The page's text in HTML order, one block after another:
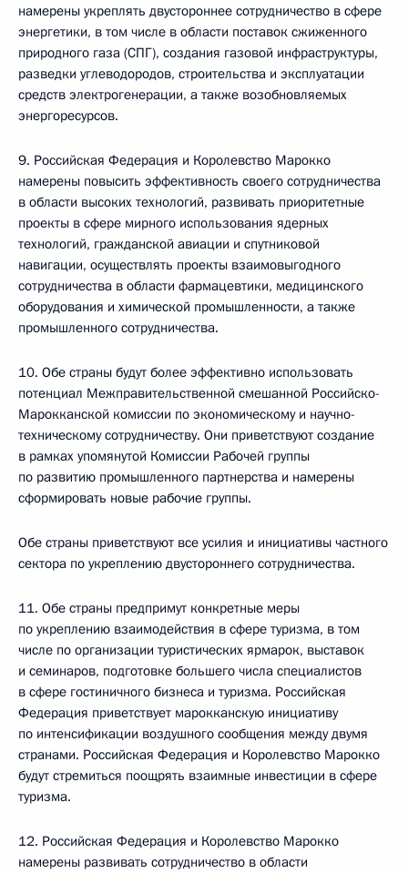
намерены укреплять двустороннее сотрудничество в сфере
энергетики, в том числе в области поставок сжиженного
природного газа (СПГ), создания газовой инфраструктуры,
разведки углеводородов, строительства и эксплуатации
средств электрогенерации, а также возобновляемых
энергоресурсов.
9. Российская Федерация и Королевство Марокко
намерены повысить эффективность своего сотрудничества
в области высоких технологий, развивать приоритетные
проекты в сфере мирного использования ядерных
технологий, гражданской авиации и спутниковой
навигации, осуществлять проекты взаимовыгодного
сотрудничества в области фармацевтики, медицинского
оборудования и химической промышленности, а также
промышленного сотрудничества.
10. Обе страны будут более эффективно использовать
потенциал Межправительственной смешанной Российско-
Марокканской комиссии по экономическому и научно-
техническому сотрудничеству. Они приветствуют создание
в рамках упомянутой Комиссии Рабочей группы
по развитию промышленного партнерства и намерены
сформировать новые рабочие группы.
Обе страны приветствуют все усилия и инициативы частного
сектора по укреплению двустороннего сотрудничества.
11. Обе страны предпримут конкретные меры
по укреплению взаимодействия в сфере туризма, в том
числе по организации туристических ярмарок, выставок
и семинаров, подготовке большего числа специалистов
в сфере гостиничного бизнеса и туризма. Российская
Федерация приветствует марокканскую инициативу
по интенсификации воздушного сообщения между двумя
странами. Российская Федерация и Королевство Марокко
будут стремиться поощрять взаимные инвестиции в сфере
туризма.
12. Российская Федерация и Королевство Марокко
намерены развивать сотрудничество в области